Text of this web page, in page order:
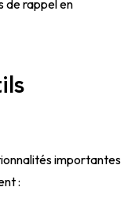
de rappel en
importantes
: